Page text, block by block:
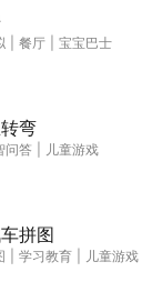
餐厅
宝宝巴士
弯
问答
儿童游戏
拼图
学习教育
儿童游戏